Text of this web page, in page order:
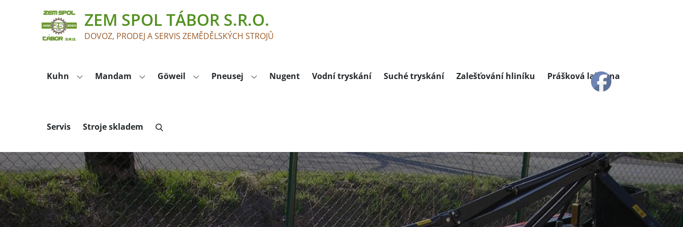
ZEM SPOL TÁBOR S.R.O.
DOVOZ, PRODEJ A SERVIS ZEMĚDĚLSKÝCH STROJŮ
Kuhn Mandam Göweil Pneusej Nugent Vodní tryskání Suché tryskání Zalešťování hliníku Prášková lakovna
Servis Stroje skladem